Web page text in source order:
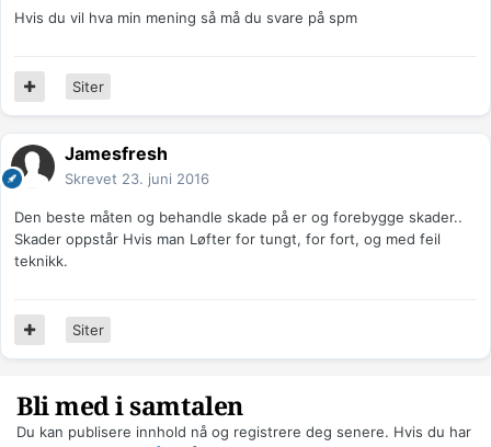
Hvis du vil hva min mening så må du svare på spm
Siter
Jamesfresh
Skrevet 23. juni 2016
Den beste måten og behandle skade på er og forebygge skader..
Skader oppstår Hvis man Løfter for tungt, for fort, og med feil
teknikk.
Siter
Bli med i samtalen
Du kan publisere innhold nå og registrere deg senere. Hvis du har